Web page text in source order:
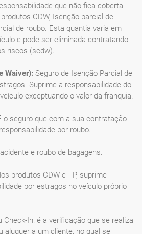
que não fica coberta
CDW, Isenção parcial de
de roubo. Esta quantia varia em
e pode ser eliminada contratando
riscos (scdw).
Waiver): Seguro de Isenção Parcial de
Suprime a responsabilidade do
exceptuando o valor da franquia.
o seguro que com a sua contratação
por roubo.
e roubo de bagagens.
produtos CDW e TP, suprime
por estragos no veículo próprio
Check-In: é a verificação que se realiza
aluguer a um cliente, no qual se